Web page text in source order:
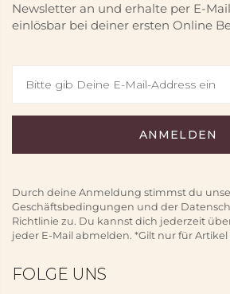
Newsletter an und erhalte per E-Mail
einlösbar bei deiner ersten Online
Durch deine Anmeldung stimmst du
Geschäftsbedingungen und der
Richtlinie zu. Du kannst dich jederzeit
jeder E-Mail abmelden. *Gilt nur für
FOLGE UNS